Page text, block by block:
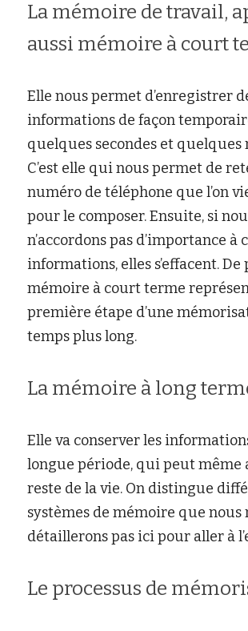
La mémoire de travail,
aussi mémoire à court
Elle nous permet d’enregistrer
informations de façon
quelques secondes et quelques
C’est elle qui nous permet de
numéro de téléphone que l’on
pour le composer. Ensuite, si
n’accordons pas d’importance à
informations, elles s’effacent. De
mémoire à court terme
première étape d’une
temps plus long.
La mémoire à long
Elle va conserver les
longue période, qui peut même
reste de la vie. On distingue
systèmes de mémoire que nous
détaillerons pas ici pour aller à
Le processus de